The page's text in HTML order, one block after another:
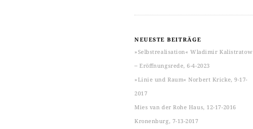
NEUESTE BEITRÄGE
»Selbstrealisation« Wladimir Kalistratow
‒ Eröffnungsrede, 6-4-2023
»Linie und Raum« Norbert Kricke, 9-17-
2017
Mies van der Rohe Haus, 12-17-2016
Kronenburg, 7-13-2017